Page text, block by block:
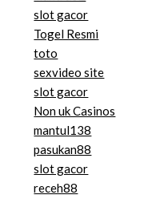
slot gacor
Togel Resmi
toto
sexvideo site
slot gacor
Non uk Casinos
mantul138
pasukan88
slot gacor
receh88